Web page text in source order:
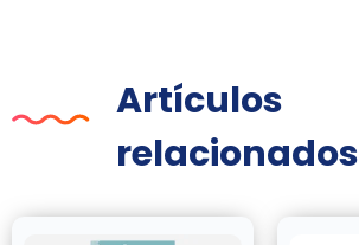
Artículos
relacionados